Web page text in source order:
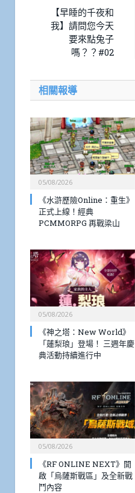
【早睡的千夜和
我】請問您今天
要來點兔子
嗎？？#02
相關報導
05/08/2026
《水滸歷險Online：重生》
正式上線！經典
PCMMORPG 再戰梁山
05/08/2026
《神之塔：New World》
「蓮梨琅」登場！ 三週年慶
典活動持續進行中
05/08/2026
《RF ONLINE NEXT》開
啟「烏薩斯戰區」及全新戰
鬥內容